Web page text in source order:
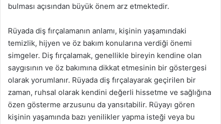
bulması açısından büyük önem arz etmektedir.
Rüyada diş fırçalamanın anlamı, kişinin yaşamındaki
temizlik, hijyen ve öz bakım konularına verdiği önemi
simgeler. Diş fırçalamak, genellikle bireyin kendine olan
saygısının ve öz bakımına dikkat etmesinin bir göstergesi
olarak yorumlanır. Rüyada diş fırçalayarak geçirilen bir
zaman, ruhsal olarak kendini değerli hissetme ve sağlığına
özen gösterme arzusunu da yansıtabilir. Rüyayı gören
kişinin yaşamında bazı yenilikler yapma isteği veya bu